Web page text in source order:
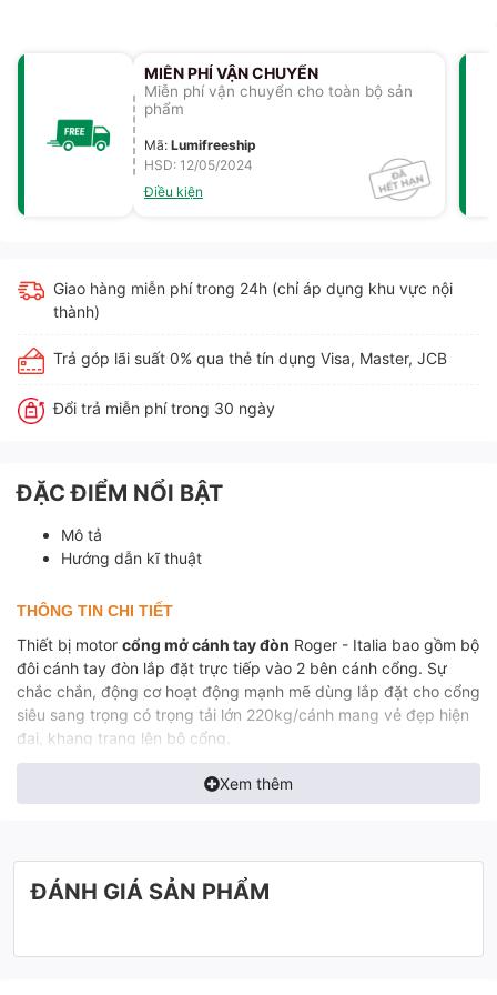
MIỄN PHÍ VẬN CHUYỂN
Miễn phí vận chuyển cho toàn bộ sản
phẩm
Mã: Lumifreeship
HSD: 12/05/2024
Điều kiện
Giao hàng miễn phí trong 24h (chỉ áp dụng khu vực nội
thành)
Trả góp lãi suất 0% qua thẻ tín dụng Visa, Master, JCB
Đổi trả miễn phí trong 30 ngày
ĐẶC ĐIỂM NỔI BẬT
Mô tả
Hướng dẫn kĩ thuật
THÔNG TIN CHI TIẾT
Thiết bị motor cổng mở cánh tay đòn Roger - Italia bao gồm bộ
đôi cánh tay đòn lắp đặt trực tiếp vào 2 bên cánh cổng. Sự
chắc chắn, động cơ hoạt động mạnh mẽ dùng lắp đặt cho cổng
siêu sang trọng có trọng tải lớn 220kg/cánh mang vẻ đẹp hiện
đại, khang trang lên bộ cổng.
Xem thêm
ĐÁNH GIÁ SẢN PHẨM